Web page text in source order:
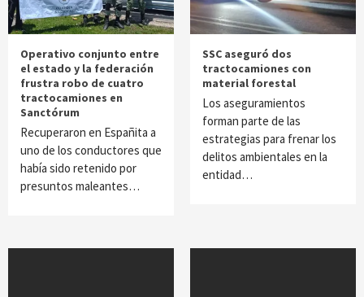
Operativo conjunto entre
el estado y la federación
frustra robo de cuatro
tractocamiones en
Sanctórum
Recuperaron en Españita a
uno de los conductores que
había sido retenido por
presuntos maleantes…
SSC aseguró dos
tractocamiones con
material forestal
Los aseguramientos
forman parte de las
estrategias para frenar los
delitos ambientales en la
entidad…